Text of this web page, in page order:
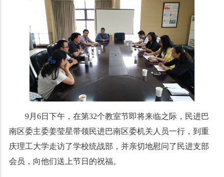
9月6日下午，在第32个教室节即将来临之际，民进巴
南区委主委姜莹星带领民进巴南区委机关人员一行，到重
庆理工大学走访了学校统战部，并亲切地慰问了民进支部
会员，向他们送上节日的祝福。